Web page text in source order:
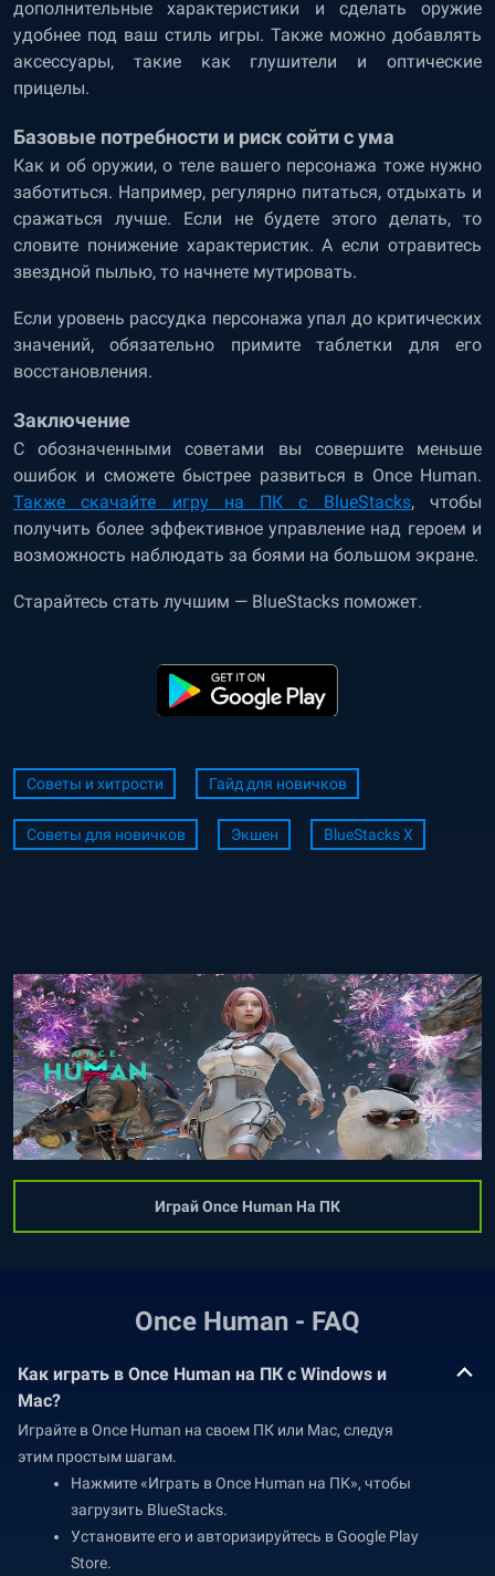
дополнительные характеристики и сделать оружие
удобнее под ваш стиль игры. Также можно добавлять
аксессуары, такие как глушители и оптические
прицелы.
Базовые потребности и риск сойти с ума
Как и об оружии, о теле вашего персонажа тоже нужно
заботиться. Например, регулярно питаться, отдыхать и
сражаться лучше. Если не будете этого делать, то
словите понижение характеристик. А если отравитесь
звездной пылью, то начнете мутировать.
Если уровень рассудка персонажа упал до критических
значений, обязательно примите таблетки для его
восстановления.
Заключение
С обозначенными советами вы совершите меньше
ошибок и сможете быстрее развиться в Once Human.
Также скачайте игру на ПК с BlueStacks, чтобы
получить более эффективное управление над героем и
возможность наблюдать за боями на большом экране.
Старайтесь стать лучшим — BlueStacks поможет.
Советы и хитрости Гайд для новичков
Советы для новичков Экшен BlueStacks X
Играй Once Human На ПК
Once Human - FAQ
Как играть в Once Human на ПК с Windows и
Mac?
Играйте в Once Human на своем ПК или Mac, следуя
этим простым шагам.
Нажмите «Играть в Once Human на ПК», чтобы
загрузить BlueStacks.
Установите его и авторизируйтесь в Google Play
Store.